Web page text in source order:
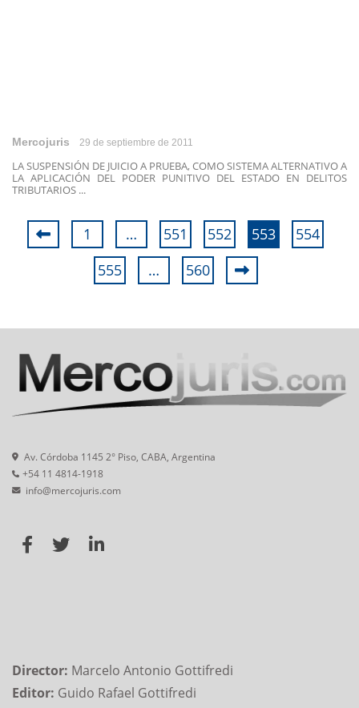
Mercojuris 29 de septiembre de 2011
LA SUSPENSIÓN DE JUICIO A PRUEBA, COMO SISTEMA ALTERNATIVO A
LA APLICACIÓN DEL PODER PUNITIVO DEL ESTADO EN DELITOS
TRIBUTARIOS ...
1 … 551 552 553
554
555
… 560
Av. Córdoba 1145 2° Piso, CABA, Argentina
+54 11 4814-1918
info@mercojuris.com
Director: Marcelo Antonio Gottifredi
Editor: Guido Rafael Gottifredi